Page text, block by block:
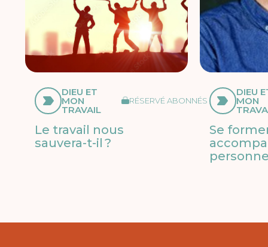
DIEU ET
MON
TRAVAIL
RÉSERVÉ ABONNÉS
Le travail nous
sauvera-t-il ?
DIEU
MON
Se